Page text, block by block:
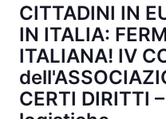
CITTADINI IN
IN ITALIA:
ITALIANA! IV
CERTI DIRITTI